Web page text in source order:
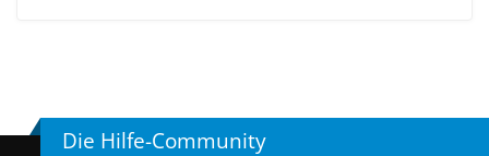
Die Hilfe-Community